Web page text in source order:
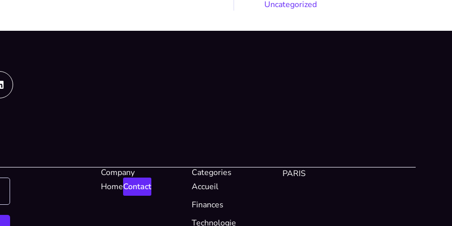
Uncategorized
Company
HomeContact
Categories
Accueil
Finances
Technologie
PARIS